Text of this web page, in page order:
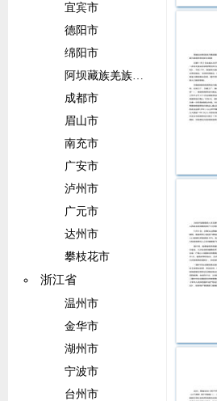
宜宾市
德阳市
绵阳市
阿坝藏族羌族自治州
成都市
眉山市
南充市
广安市
泸州市
广元市
达州市
攀枝花市
浙江省
温州市
金华市
湖州市
宁波市
台州市